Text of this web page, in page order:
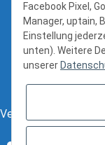
Versand:
Facebook Pixel,
Manager, uptain,
Einstellung
unten). Weitere
unserer